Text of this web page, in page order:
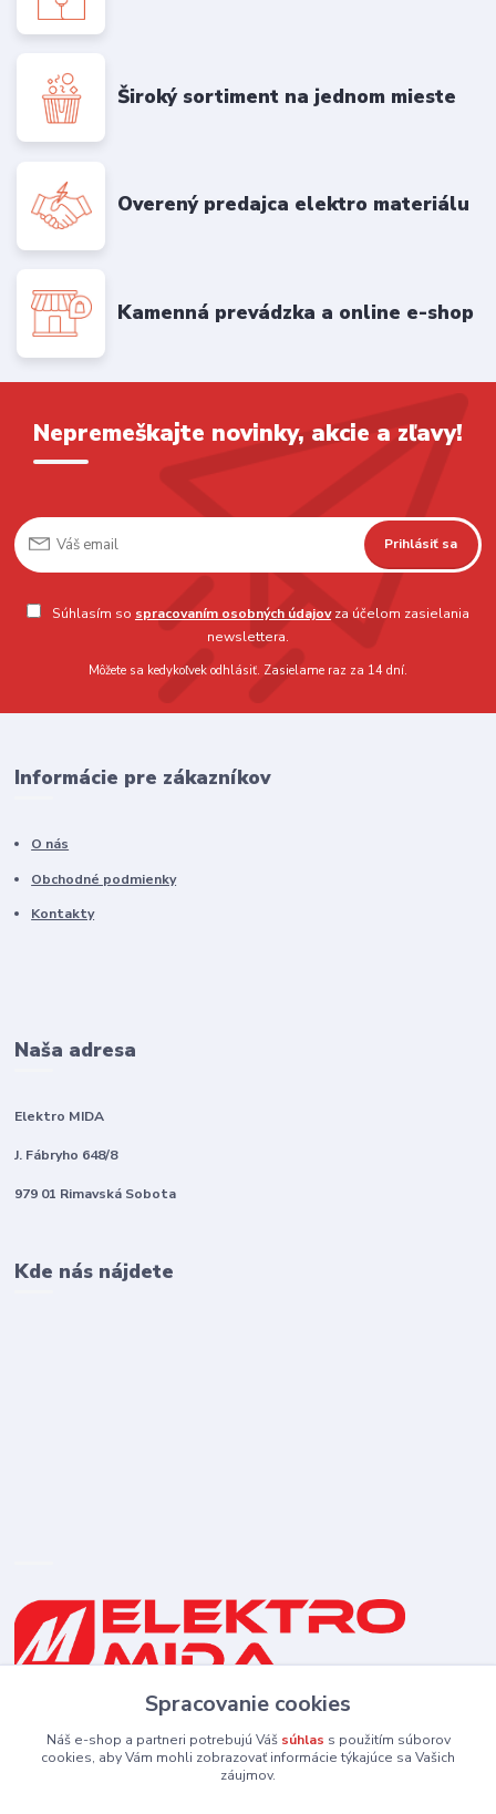
Široký sortiment na jednom mieste
Overený predajca elektro materiálu
Kamenná prevádzka a online e-shop
Nepremeškajte novinky, akcie a zľavy!
Prihlásiť sa
Súhlasím so spracovaním osobných údajovza účelom zasielania
newslettera.
Môžete sa kedykoľvek odhlásiť. Zasielame raz za 14 dní.
Informácie pre zákazníkov
O nás
Obchodné podmienky
Kontakty
Naša adresa
Elektro MIDA
J. Fábryho 648/8
979 01 Rimavská Sobota
Kde nás nájdete
(Po-Pia 8-16:30 hod., So 8:30-11:30)
Spracovanie cookies
Náš e-shop a partneri potrebujú Váš súhlas s použitím súborov
cookies, aby Vám mohli zobrazovať informácie týkajúce sa Vašich
záujmov.